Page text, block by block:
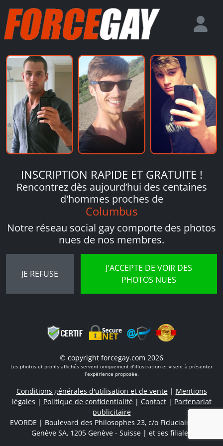
INSCRIPTION RAPIDE ET GRATUITE !
Rencontrez dès aujourd’hui des centaines
d'hommes proches de
Columbus
Notre réseau social gay comporte des photos
nues de nos membres.
JE REFUSE
J'ACCEPTE DE VOIR DES
PHOTOS NUES
© copyright forcegay.com 2026
Les photos et profils affichés servent uniquement d’illustration et visent à présenter
l’expérience proposée.
Conditions générales d'utilisation et de vente| Mentions
légales | Politique de confidentialité | Contact| Partenariat
publicitaire
EVORDE | Boulevard des Philosophes 23, c/o Fiduciaire Favre
Genève SA, 1205 Genève - Suisse | et ses filiales